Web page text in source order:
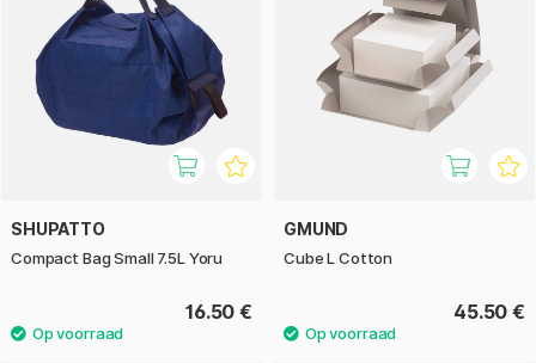
SHUPATTO
Compact Bag Small 7.5L Yoru
16.50 €
GMUND
Cube L Cotton
45.50 €